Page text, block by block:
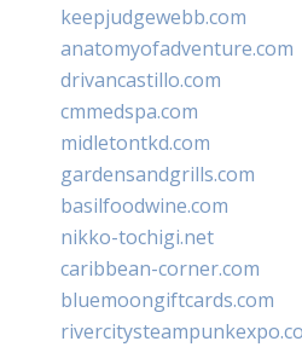
keepjudgewebb.com
anatomyofadventure.com
drivancastillo.com
cmmedspa.com
midletontkd.com
gardensandgrills.com
basilfoodwine.com
nikko-tochigi.net
caribbean-corner.com
bluemoongiftcards.com